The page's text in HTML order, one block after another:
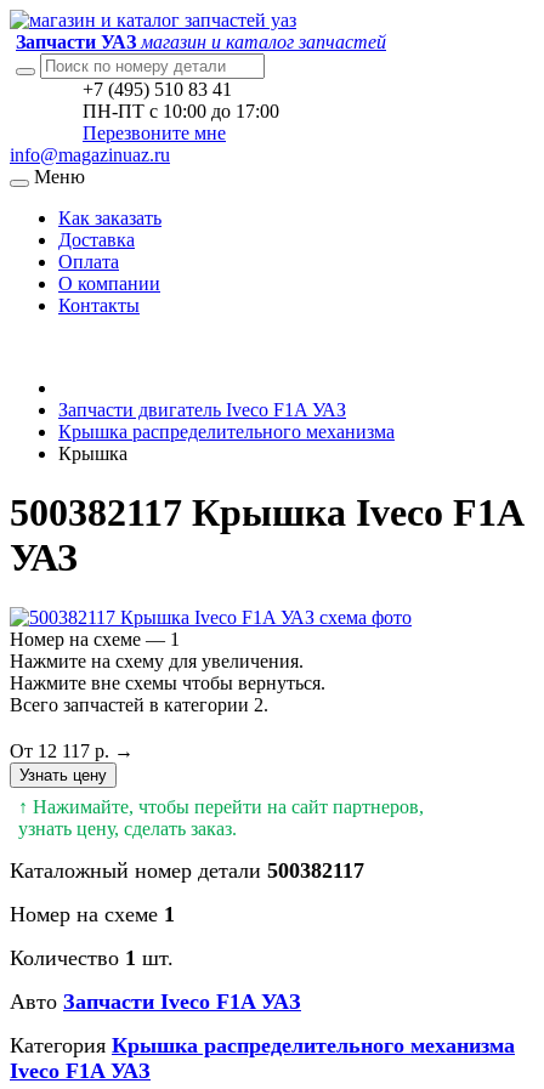
Запчасти УАЗ магазин и каталог запчастей
+7 (495) 510 83 41
ПН-ПТ с 10:00 до 17:00
Перезвоните мне
info@magazinuaz.ru
Меню
Как заказать
Доставка
Оплата
О компании
Контакты
Запчасти двигатель Iveco F1A УАЗ
Крышка распределительного механизма
Крышка
500382117 Крышка Iveco F1A
УАЗ
Номер на схеме — 1
Нажмите на схему для увеличения.
Нажмите вне схемы чтобы вернуться.
Всего запчастей в категории 2.
От 12 117 р. →
Узнать цену
↑ Нажимайте, чтобы перейти на сайт партнеров,
узнать цену, сделать заказ.
Каталожный номер детали 500382117
Номер на схеме 1
Количество 1 шт.
Авто Запчасти Iveco F1A УАЗ
Категория Крышка распределительного механизма
Iveco F1A УАЗ